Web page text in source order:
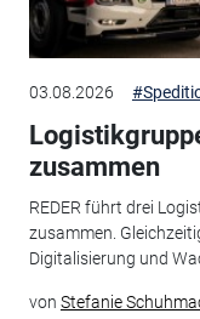
03.08.2026
zusammen
REDER führt drei
zusammen.
Digitalisierung und
von Stefanie